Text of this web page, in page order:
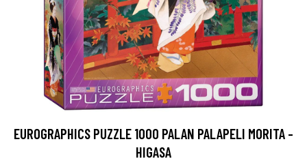
EUROGRAPHICS PUZZLE 1000 PALAN PALAPELI MORITA -
HIGASA